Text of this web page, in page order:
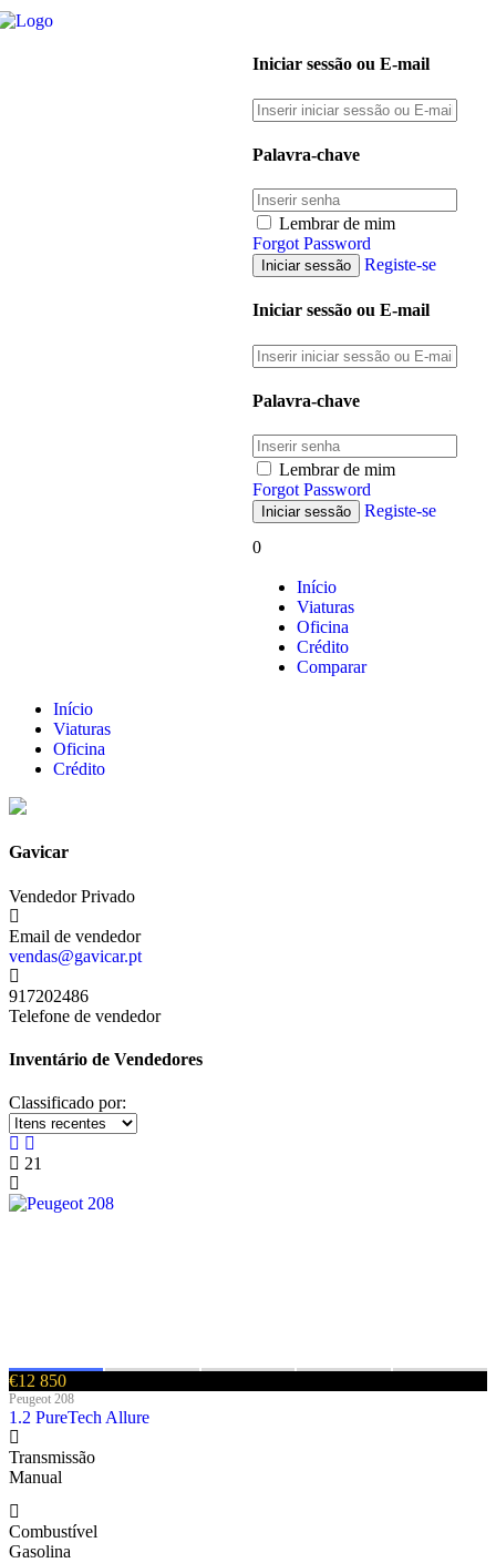
Iniciar sessão ou E-mail
Palavra-chave
Lembrar de mim
Forgot Password
Registe-se
Iniciar sessão ou E-mail
Palavra-chave
Lembrar de mim
Forgot Password
Registe-se
0
Início
Viaturas
Oficina
Crédito
Comparar
Início
Viaturas
Oficina
Crédito
Gavicar
Vendedor Privado
Email de vendedor
vendas@gavicar.pt
917202486
Telefone de vendedor
Inventário de Vendedores
Classificado por:
21
€12 850
Peugeot 208
1.2 PureTech Allure
Transmissão
Manual
Combustível
Gasolina